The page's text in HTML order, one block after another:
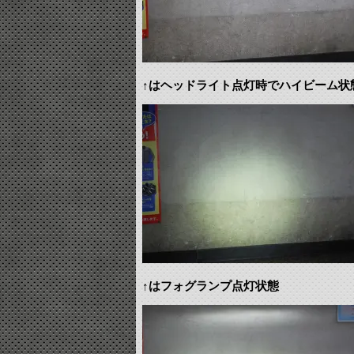
↑はヘッドライト点灯時でハイビーム状
↑はフォグランプ点灯状態